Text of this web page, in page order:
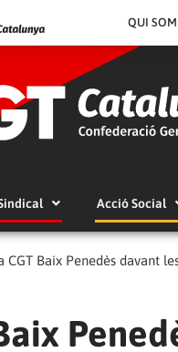
QUI SOM
Acció Social
CGT Baix Penedès davant